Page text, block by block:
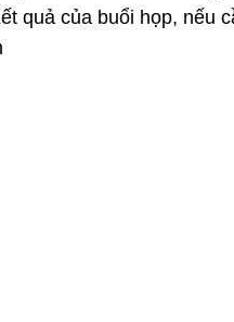
quả của buổi họp, nếu